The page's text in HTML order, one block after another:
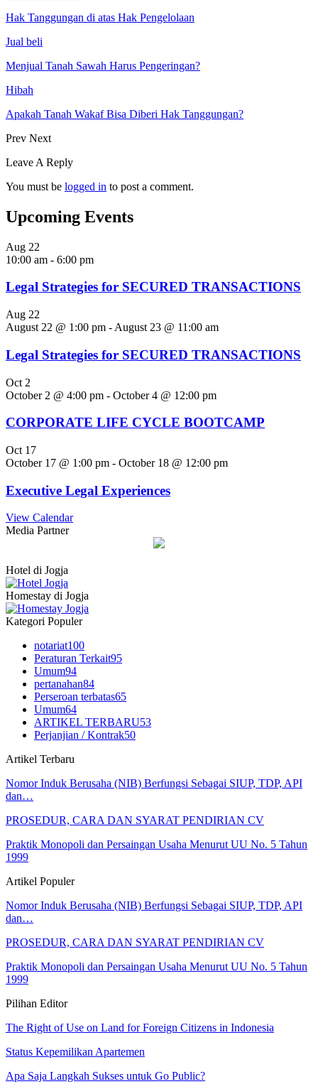
Hak Tanggungan di atas Hak Pengelolaan
Jual beli
Menjual Tanah Sawah Harus Pengeringan?
Hibah
Apakah Tanah Wakaf Bisa Diberi Hak Tanggungan?
Prev Next
Leave A Reply
You must be logged in to post a comment.
Upcoming Events
Aug 22
10:00 am - 6:00 pm
Legal Strategies for SECURED TRANSACTIONS
Aug 22
August 22 @ 1:00 pm - August 23 @ 11:00 am
Legal Strategies for SECURED TRANSACTIONS
Oct 2
October 2 @ 4:00 pm - October 4 @ 12:00 pm
CORPORATE LIFE CYCLE BOOTCAMP
Oct 17
October 17 @ 1:00 pm - October 18 @ 12:00 pm
Executive Legal Experiences
View Calendar
Media Partner
Hotel di Jogja
Homestay di Jogja
Kategori Populer
notariat100
Peraturan Terkait95
Umum94
pertanahan84
Perseroan terbatas65
Umum64
ARTIKEL TERBARU53
Perjanjian / Kontrak50
Artikel Terbaru
Nomor Induk Berusaha (NIB) Berfungsi Sebagai SIUP, TDP, API
dan…
PROSEDUR, CARA DAN SYARAT PENDIRIAN CV
Praktik Monopoli dan Persaingan Usaha Menurut UU No. 5 Tahun
1999
Artikel Populer
Nomor Induk Berusaha (NIB) Berfungsi Sebagai SIUP, TDP, API
dan…
PROSEDUR, CARA DAN SYARAT PENDIRIAN CV
Praktik Monopoli dan Persaingan Usaha Menurut UU No. 5 Tahun
1999
Pilihan Editor
The Right of Use on Land for Foreign Citizens in Indonesia
Status Kepemilikan Apartemen
Apa Saja Langkah Sukses untuk Go Public?